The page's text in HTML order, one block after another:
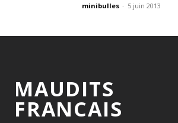
minibulles - 5 juin 2013
MAUDITS
FRANCAIS